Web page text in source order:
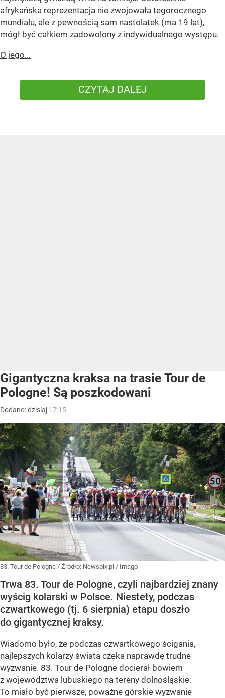
afrykańska reprezentacja nie zwojowała tegorocznego
mundialu, ale z pewnością sam nastolatek (ma 19 lat),
mógł być całkiem zadowolony z indywidualnego występu.
O jego...
CZYTAJ DALEJ
Gigantyczna kraksa na trasie Tour de
Pologne! Są poszkodowani
Dodano:dzisiaj 17:15
83. Tour de Pologne / Źródło: Newspix.pl / Imago
Trwa 83. Tour de Pologne, czyli najbardziej znany
wyścig kolarski w Polsce. Niestety, podczas
czwartkowego (tj. 6 sierpnia) etapu doszło
do gigantycznej kraksy.
Wiadomo było, że podczas czwartkowego ścigania,
najlepszych kolarzy świata czeka naprawdę trudne
wyzwanie. 83. Tour de Pologne docierał bowiem
z województwa lubuskiego na tereny dolnośląskie.
To miało być pierwsze, poważne górskie wyzwanie